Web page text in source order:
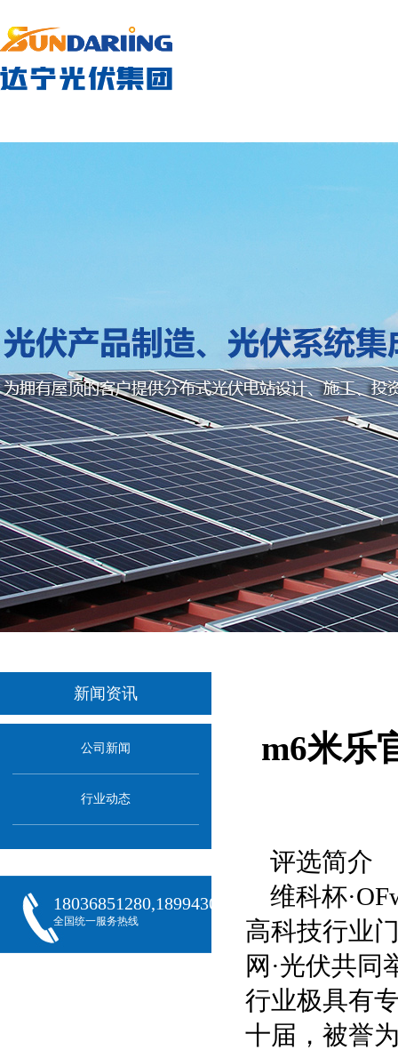
新闻资讯
公司新闻
行业动态
18036851280,18994301288,18068407382
全国统一服务热线
m6米乐
评选简介
维科杯
高科技行业
网·光伏共
行业极具有
十届，被誉